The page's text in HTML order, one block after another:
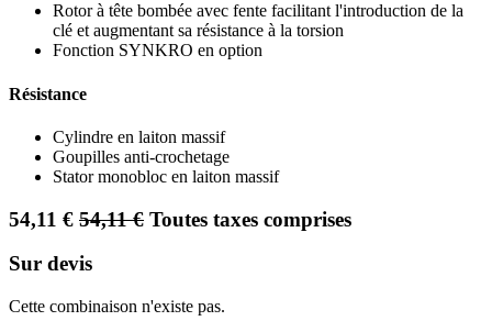
Rotor à tête bombée avec fente facilitant l'introduction de la
clé et augmentant sa résistance à la torsion
Fonction SYNKRO en option
Résistance
Cylindre en laiton massif
Goupilles anti-crochetage
Stator monobloc en laiton massif
54,11 € 54,11€ Toutes taxes comprises
Sur devis
Cette combinaison n'existe pas.